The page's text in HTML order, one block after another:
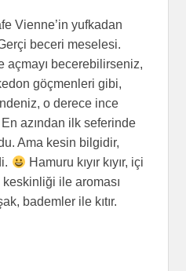
Vienne’in yufkadan
beceri meselesi.
açmayı becerebilirseniz,
göçmenleri gibi,
o derece ince
azından ilk seferinde
Ama kesin bilgidir,
Hamuru kıyır kıyır, içi
ile aroması
bademler ile kıtır.